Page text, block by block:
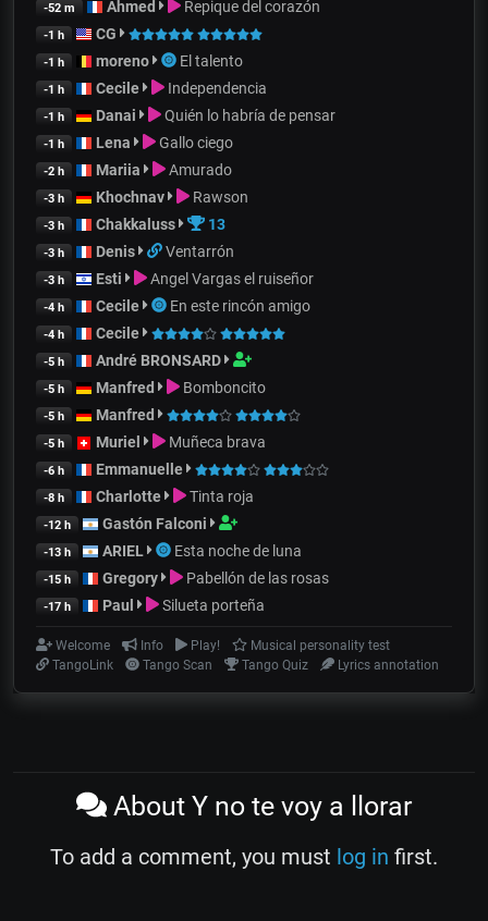
-52 m Ahmed Repique del corazón
-1 h CG
-1 h moreno El talento
-1 h Cecile Independencia
-1 h Danai Quién lo habría de pensar
-1 h Lena Gallo ciego
-2 h Mariia Amurado
-3 h Khochnav Rawson
-3 h Chakkaluss 13
-3 h Denis Ventarrón
-3 h Esti Angel Vargas el ruiseñor
-4 h Cecile En este rincón amigo
-4 h Cecile
-5 h André BRONSARD
-5 h Manfred Bomboncito
-5 h Manfred
-5 h Muriel Muñeca brava
-6 h Emmanuelle
-8 h Charlotte Tinta roja
-12 h Gastón Falconi
-13 h ARIEL Esta noche de luna
-15 h Gregory Pabellón de las rosas
-17 h Paul Silueta porteña
Welcome Info Play!
Musical personality test
TangoLink
Tango Scan Tango Quiz Lyrics annotation
About Y no te voy a llorar
To add a comment, you must log in first.